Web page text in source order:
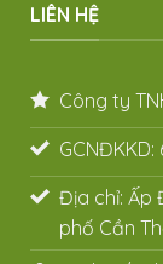
LIÊN HỆ
Công ty
GCNĐKKD:
Địa chỉ: Ấp
phố Cần